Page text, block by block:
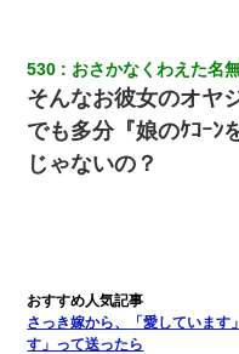
嫁＆娘「そんな匂いしない
ークですね！」俺（！？）
【驚愕】5000円でＪＫと
私「結婚やめるわ」 婚約
結果…｜生活｜ワロタあ
530 おさかなくわえた名
そんなお彼女のオヤ
でも多分『娘のｹｺｰﾝ
じゃないの？
さっき嫁から、「愛しています
す」って送ったら